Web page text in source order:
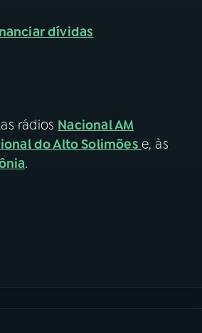
dívidas
rádios Nacional AM
do Alto Solimões e, às
.